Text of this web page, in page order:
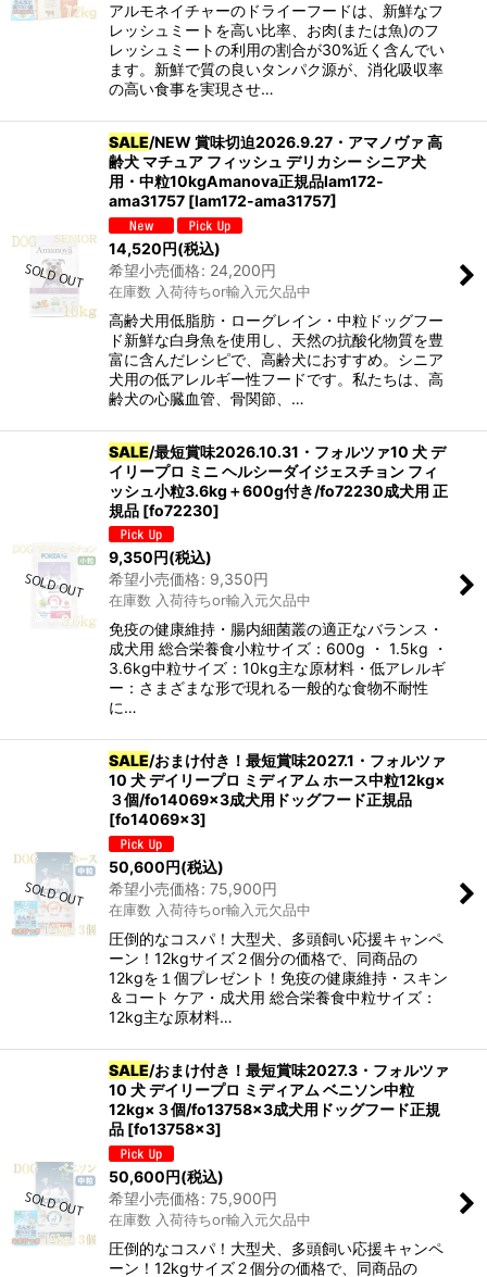
アルモネイチャーのドライーフードは、新鮮なフ
レッシュミートを高い比率、お肉(または魚)のフ
レッシュミートの利用の割合が30%近く含んでい
ます。新鮮で質の良いタンパク源が、消化吸収率
の高い食事を実現させ…
SALE/NEW 賞味切迫2026.9.27・アマノヴァ 高
齢犬 マチュア フィッシュ デリカシー シニア犬
用・中粒10kgAmanova正規品lam172-
ama31757 [lam172-ama31757]
14,520円(税込)
希望小売価格: 24,200円
在庫数 入荷待ちor輸入元欠品中
高齢犬用低脂肪・ローグレイン・中粒ドッグフー
ド新鮮な白身魚を使用し、天然の抗酸化物質を豊
富に含んだレシピで、高齢犬におすすめ。シニア
犬用の低アレルギー性フードです。私たちは、高
齢犬の心臓血管、骨関節、…
SALE/最短賞味2026.10.31・フォルツァ10 犬 デ
イリープロ ミニ ヘルシーダイジェスチョン フィ
ッシュ小粒3.6kg＋600g付き/fo72230成犬用 正
規品 [fo72230]
9,350円(税込)
希望小売価格: 9,350円
在庫数 入荷待ちor輸入元欠品中
免疫の健康維持・腸内細菌叢の適正なバランス・
成犬用 総合栄養食小粒サイズ：600g ・ 1.5kg ・
3.6kg中粒サイズ：10kg主な原材料・低アレルギ
ー：さまざまな形で現れる一般的な食物不耐性
に…
SALE/おまけ付き！最短賞味2027.1・フォルツァ
10 犬 デイリープロ ミディアム ホース中粒12kg×
３個/fo14069x3成犬用ドッグフード正規品
[fo14069x3]
50,600円(税込)
希望小売価格: 75,900円
在庫数 入荷待ちor輸入元欠品中
圧倒的なコスパ！大型犬、多頭飼い応援キャンペ
ーン！12kgサイズ２個分の価格で、同商品の
12kgを１個プレゼント！免疫の健康維持・スキン
＆コート ケア・成犬用 総合栄養食中粒サイズ：
12kg主な原材料…
SALE/おまけ付き！最短賞味2027.3・フォルツァ
10 犬 デイリープロ ミディアム ベニソン中粒
12kg×３個/fo13758x3成犬用ドッグフード正規
品 [fo13758x3]
50,600円(税込)
希望小売価格: 75,900円
在庫数 入荷待ちor輸入元欠品中
圧倒的なコスパ！大型犬、多頭飼い応援キャンペ
ーン！12kgサイズ２個分の価格で、同商品の